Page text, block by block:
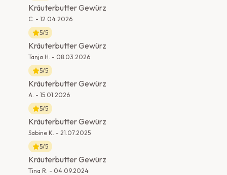
Kräuterbutter Gewürz
C. - 12.04.2026
5/5
Kräuterbutter Gewürz
Tanja H. - 08.03.2026
5/5
Kräuterbutter Gewürz
A. - 15.01.2026
5/5
Kräuterbutter Gewürz
Sabine K. - 21.07.2025
5/5
Kräuterbutter Gewürz
Tina R. - 04.09.2024